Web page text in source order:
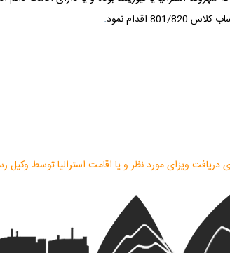
نمود
.
دریافت ویزای مورد نظر و یا اقامت استرالیا توسط وکیل